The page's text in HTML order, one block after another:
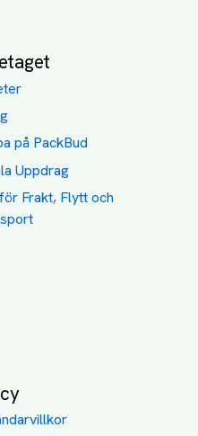
på PackBud
Uppdrag
Frakt, Flytt och